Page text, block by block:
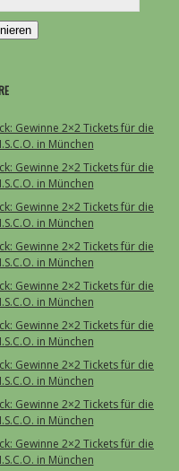
Gewinne 2×2 Tickets für die
in München
Gewinne 2×2 Tickets für die
in München
Gewinne 2×2 Tickets für die
in München
Gewinne 2×2 Tickets für die
in München
Gewinne 2×2 Tickets für die
in München
Gewinne 2×2 Tickets für die
in München
Gewinne 2×2 Tickets für die
in München
Gewinne 2×2 Tickets für die
in München
Gewinne 2×2 Tickets für die
in München